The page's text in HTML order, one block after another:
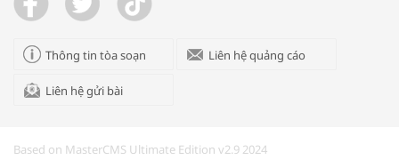
Thông tin tòa soạn Liên hệ quảng cáo
Liên hệ gửi bài
Based on MasterCMS Ultimate Edition v2.9 2024